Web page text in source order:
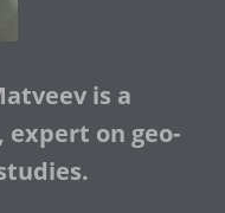
is a
expert on geo-